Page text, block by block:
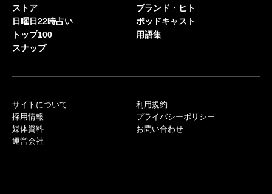
ストア
日曜日22時占い
トップ100
スナップ
ブランド・ヒト
ポッドキャスト
用語集
サイトについて
採用情報
媒体資料
運営会社
利用規約
プライバシーポリシー
お問い合わせ